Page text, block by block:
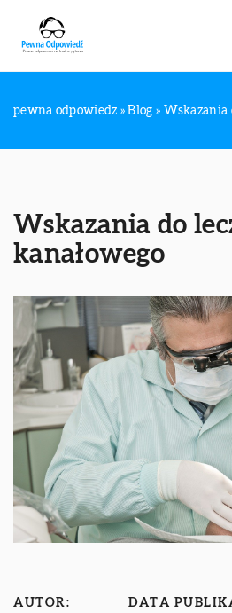
pewna odpowiedz »Blog » Wskazania
Wskazania do
kanałowego
AUTOR: DATA